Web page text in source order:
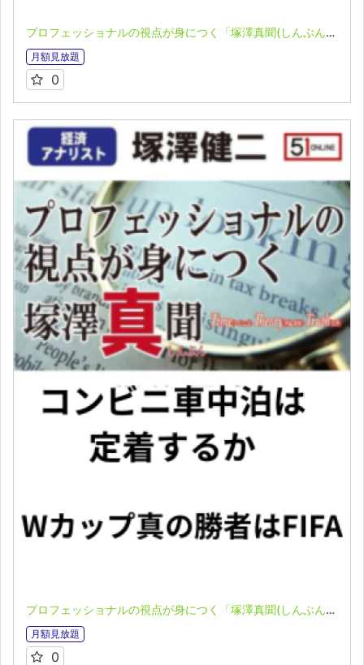
プロフェッショナルの視点が身につく「塚澤真聞(しんぶん)」(2025.7.27)
月額見放題
0
プロフェッショナルの視点が身につく「塚澤真聞(しんぶん)」(2025.7.21)
月額見放題
0